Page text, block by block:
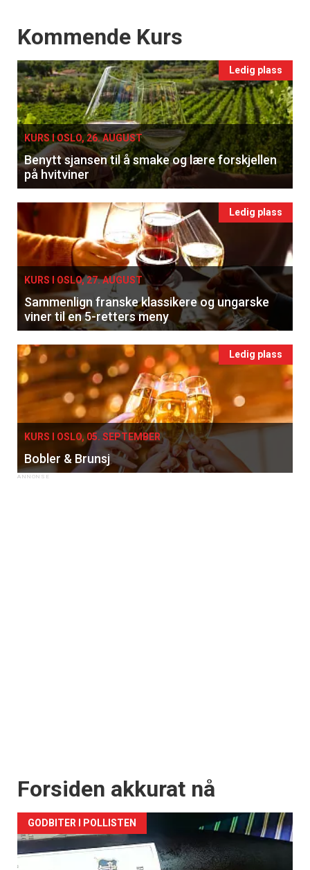
Få ukentlige nyhetsbrev fra
Apéritif
Vi tilbyr flere ukentlige nyhetsbrev. Du
kan fritt velge hvilke du ønsker å få
tilsendt.
Registrer deg
Events
Kommende Kurs
Ledig plass
KURS I OSLO, 26. AUGUST
Benytt sjansen til å smake og lære forskjellen
på hvitviner
Ledig plass
KURS I OSLO, 27. AUGUST
Sammenlign franske klassikere og ungarske
viner til en 5-retters meny
Ledig plass
KURS I OSLO, 05. SEPTEMBER
Bobler & Brunsj
Forsiden akkurat nå
GODBITER I POLLISTEN